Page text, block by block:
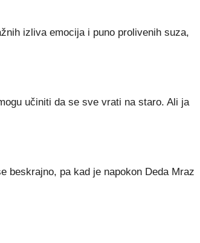
izliva emocija i puno prolivenih suza,
učiniti da se sve vrati na staro. Ali ja
beskrajno, pa kad je napokon Deda Mraz